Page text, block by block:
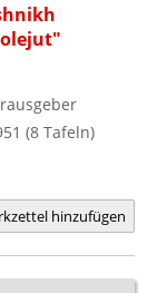
(8 Tafeln)
hinzufügen